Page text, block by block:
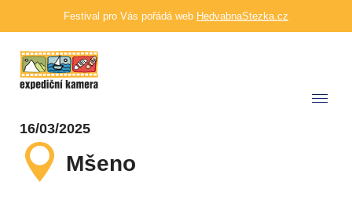
Festival pro Vás pořádá web HedvabnaStezka.cz
16/03/2025
Mšeno